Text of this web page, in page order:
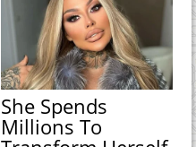
She Spends
Millions To